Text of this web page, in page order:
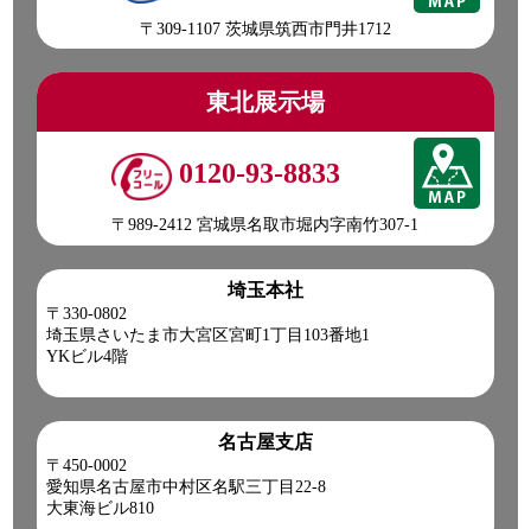
〒309-1107 茨城県筑西市門井1712
東北展示場
0120-93-8833
〒989-2412 宮城県名取市堀内字南竹307-1
埼玉本社
〒330-0802
埼玉県さいたま市大宮区宮町1丁目103番地1
YKビル4階
名古屋支店
〒450-0002
愛知県名古屋市中村区名駅三丁目22-8
大東海ビル810